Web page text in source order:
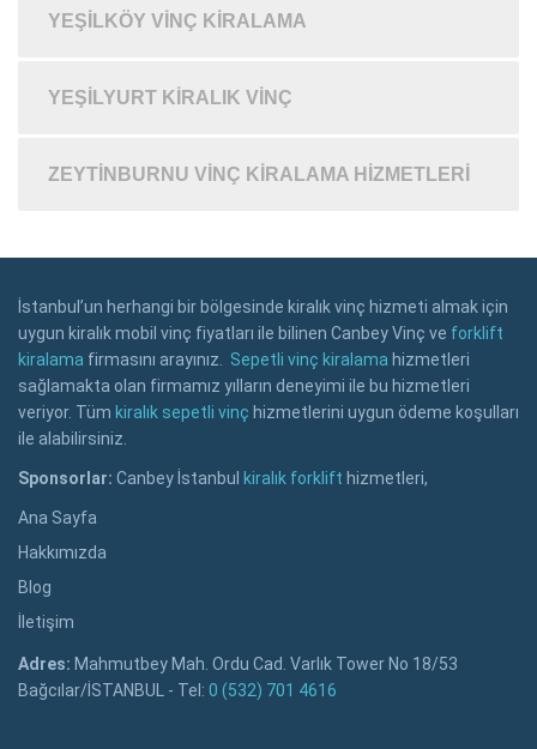
YEŞILKÖY VINÇ KIRALAMA
YEŞILYURT KIRALIK VINÇ
ZEYTINBURNU VINÇ KIRALAMA HIZMETLERI
İstanbul’un herhangi bir bölgesinde kiralık vinç hizmeti almak için
uygun kiralık mobil vinç fiyatları ile bilinen Canbey Vinç ve forklift
kiralama firmasını arayınız. Sepetli vinç kiralama hizmetleri
sağlamakta olan firmamız yılların deneyimi ile bu hizmetleri
veriyor. Tüm kiralık sepetli vinç hizmetlerini uygun ödeme koşulları
ile alabilirsiniz.
Sponsorlar: Canbey İstanbul kiralık forklift hizmetleri,
Ana Sayfa
Hakkımızda
Blog
İletişim
Adres: Mahmutbey Mah. Ordu Cad. Varlık Tower No 18/53
Bağcılar/İSTANBUL - Tel: 0 (532) 701 4616